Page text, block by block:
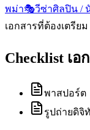
พม่า🎭วีซ่าศิลปิน /
เอกสารที่ต้องเตรียม
Checklist เอ
พาสปอร์ต
รูปถ่ายดิจิ